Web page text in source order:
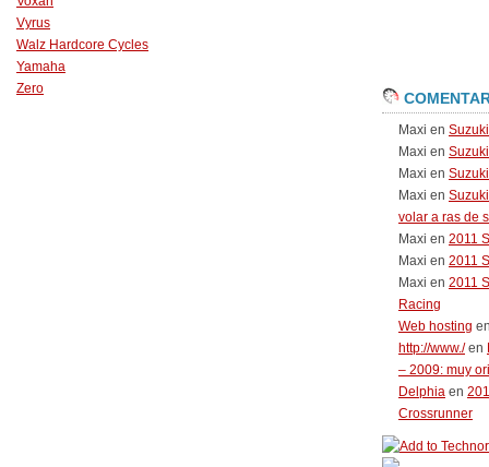
Vyrus
Walz Hardcore Cycles
Yamaha
Zero
Maxi en
Maxi en
Maxi en
Maxi en
volar a ras de
Maxi en 2011
Maxi en 2011
Maxi en 2011
Racing
Web hosting
http://www./en
– 2009: muy
Delphia en
Crossrunner